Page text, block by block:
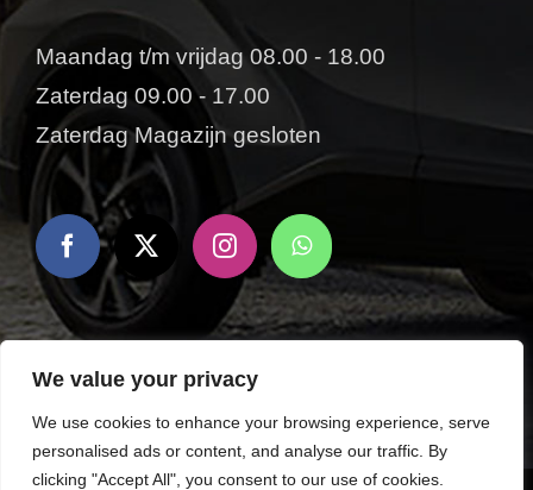
We value your privacy
We use cookies to enhance your browsing experience, serve
personalised ads or content, and analyse our traffic. By
clicking "Accept All", you consent to our use of cookies.
Maandag t/m vrijdag 08.00 - 18.00
Zaterdag 09.00 - 17.00
Zaterdag Magazijn gesloten